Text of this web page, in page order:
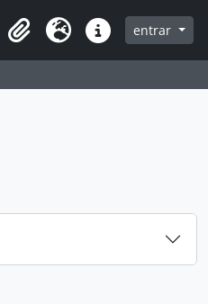
Clipboard
Idioma Ligações rápidas
entrar